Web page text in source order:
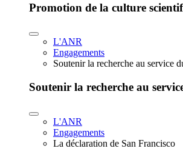
Promotion de la culture
L'ANR
Engagements
Soutenir la recherche au service
Soutenir la recherche au
L'ANR
Engagements
La déclaration de San Francisco